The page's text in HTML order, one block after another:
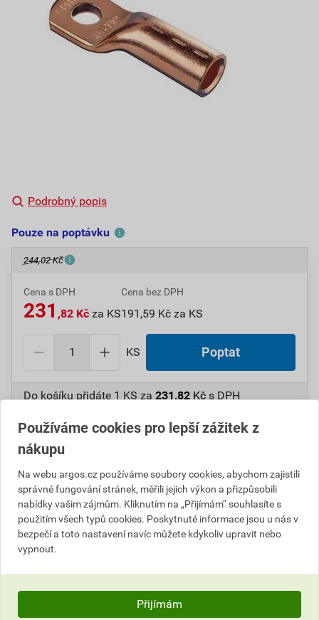
Podrobný popis
Pouze na poptávku
244,02 Kč
Cena s DPH
231 ,82 Kč za KS
Cena bez DPH
191,59 Kč za KS
KS Poptat
Do košíku přidáte 1 KS za 231,82 Kč s DPH
Číslo položky:
Výrobky značky:
Popis
GPH 150 X 12 KU Oko Cu dle DIN, bez pocínování
Informace o ceně
Používáme cookies pro lepší zážitek z
nákupu
Na webu argos.cz používáme soubory cookies, abychom zajistili
správné fungování stránek, měřili jejich výkon a přizpůsobili
nabídky vašim zájmům. Kliknutím na „Přijímám“ souhlasíte s
použitím všech typů cookies. Poskytnuté informace jsou u nás v
bezpečí a toto nastavení navíc můžete kdykoliv upravit nebo
vypnout.
Přijímám